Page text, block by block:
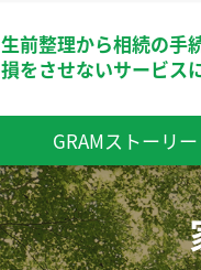
生前整理から相続の手
損をさせないサービス
GRAMストーリー